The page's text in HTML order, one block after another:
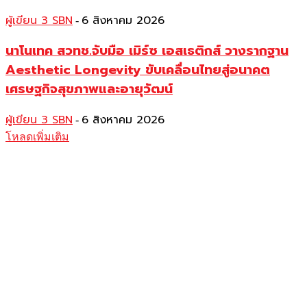
ผู้เขียน 3 SBN - 6 สิงหาคม 2026
นาโนเทค สวทช.จับมือ เมิร์ซ เอสเธติกส์ วางรากฐาน
Aesthetic Longevity ขับเคลื่อนไทยสู่อนาคต
เศรษฐกิจสุขภาพและอายุวัฒน์
ผู้เขียน 3 SBN - 6 สิงหาคม 2026
โหลดเพิ่มเติม